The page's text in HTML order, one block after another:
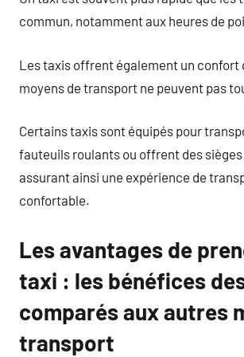
commun, notamment aux heures de
Les taxis offrent également un confort
moyens de transport ne peuvent pas
Certains taxis sont équipés pour
fauteuils roulants ou offrent des
assurant ainsi une expérience de
confortable.
Les avantages de
taxi : les bénéfices
comparés aux autres
transport